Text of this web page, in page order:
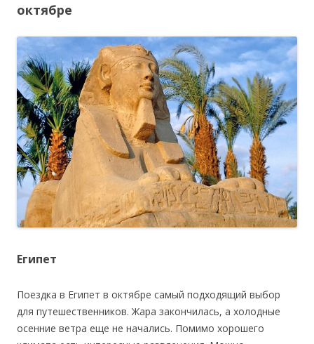
октябре
Египет
Поездка в Египет в октябре самый подходящий выбор
для путешественников. Жара закончилась, а холодные
осенние ветра еще не начались. Помимо хорошего